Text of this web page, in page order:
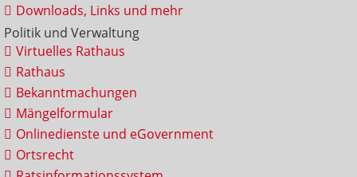
Downloads, Links und mehr
Politik und Verwaltung
Virtuelles Rathaus
Rathaus
Bekanntmachungen
Mängelformular
Onlinedienste und eGovernment
Ortsrecht